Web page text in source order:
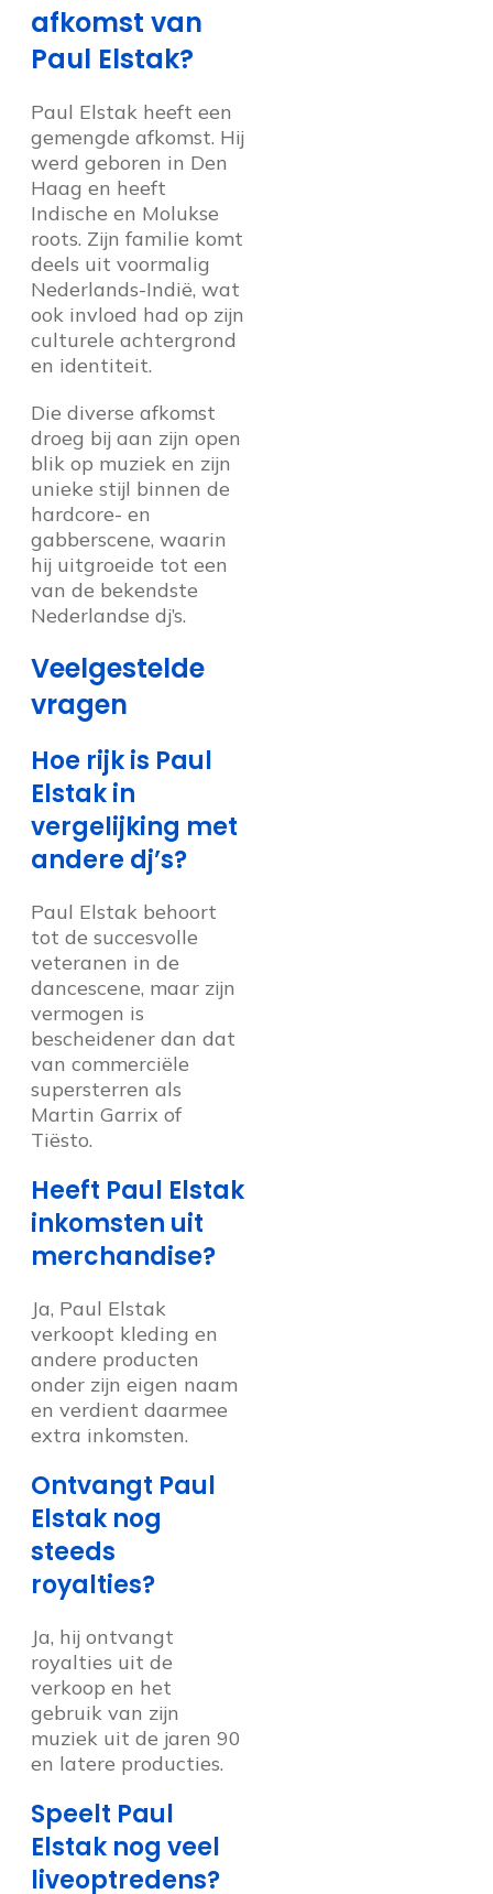
afkomst van
Paul Elstak?
Paul Elstak heeft een
gemengde afkomst. Hij
werd geboren in Den
Haag en heeft
Indische en Molukse
roots. Zijn familie komt
deels uit voormalig
Nederlands-Indië, wat
ook invloed had op zijn
culturele achtergrond
en identiteit.
Die diverse afkomst
droeg bij aan zijn open
blik op muziek en zijn
unieke stijl binnen de
hardcore- en
gabberscene, waarin
hij uitgroeide tot een
van de bekendste
Nederlandse dj’s.
Veelgestelde
vragen
Hoe rijk is Paul
Elstak in
vergelijking met
andere dj’s?
Paul Elstak behoort
tot de succesvolle
veteranen in de
dancescene, maar zijn
vermogen is
bescheidener dan dat
van commerciële
supersterren als
Martin Garrix of
Tiësto.
Heeft Paul Elstak
inkomsten uit
merchandise?
Ja, Paul Elstak
verkoopt kleding en
andere producten
onder zijn eigen naam
en verdient daarmee
extra inkomsten.
Ontvangt Paul
Elstak nog
steeds
royalties?
Ja, hij ontvangt
royalties uit de
verkoop en het
gebruik van zijn
muziek uit de jaren 90
en latere producties.
Speelt Paul
Elstak nog veel
liveoptredens?